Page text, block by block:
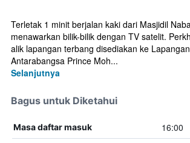
Terletak 1 minit berjalan kaki dari Masjidil
menawarkan bilik-bilik dengan TV satelit.
alik lapangan terbang disediakan ke
Antarabangsa Prince Moh...
Selanjutnya
Bagus untuk Diketahui
Masa daftar masuk 16:00